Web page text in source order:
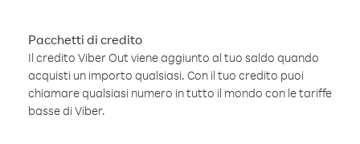
Pacchetti di credito
Il credito Viber Out viene aggiunto al tuo saldo quando
acquisti un importo qualsiasi. Con il tuo credito puoi
chiamare qualsiasi numero in tutto il mondo con le tariffe
basse di Viber.